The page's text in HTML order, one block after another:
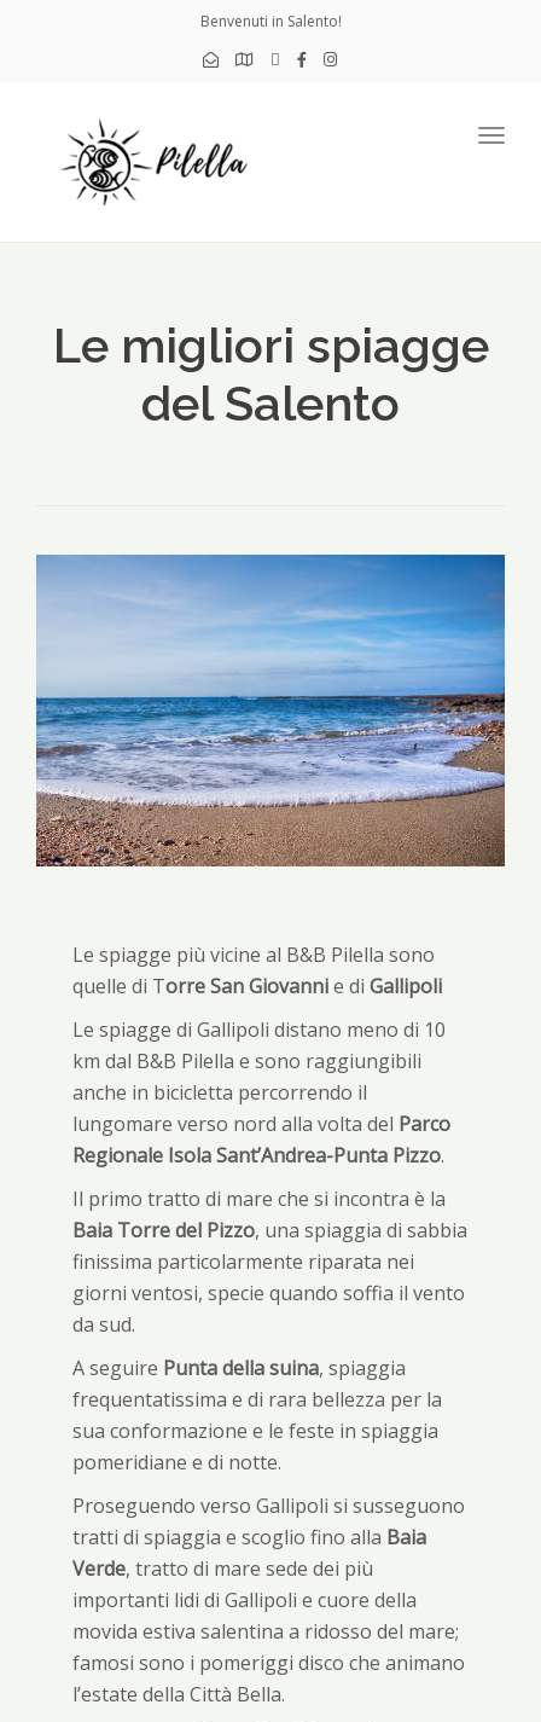
Benvenuti in Salento!
Le migliori spiagge
del Salento
Le spiagge più vicine al B&B Pilella sono
quelle di Torre San Giovannie di Gallipoli
Le spiagge di Gallipoli distano meno di 10
km dal B&B Pilella e sono raggiungibili
anche in bicicletta percorrendo il
lungomare verso nord alla volta del Parco
Regionale Isola Sant’Andrea-Punta Pizzo.
Il primo tratto di mare che si incontra è la
Baia Torre del Pizzo, una spiaggia di sabbia
finissima particolarmente riparata nei
giorni ventosi, specie quando soffia il vento
da sud.
A seguire Punta della suina, spiaggia
frequentatissima e di rara bellezza per la
sua conformazione e le feste in spiaggia
pomeridiane e di notte.
Proseguendo verso Gallipoli si susseguono
tratti di spiaggia e scoglio fino alla Baia
Verde, tratto di mare sede dei più
importanti lidi di Gallipoli e cuore della
movida estiva salentina a ridosso del mare;
famosi sono i pomeriggi disco che animano
l’estate della Città Bella.